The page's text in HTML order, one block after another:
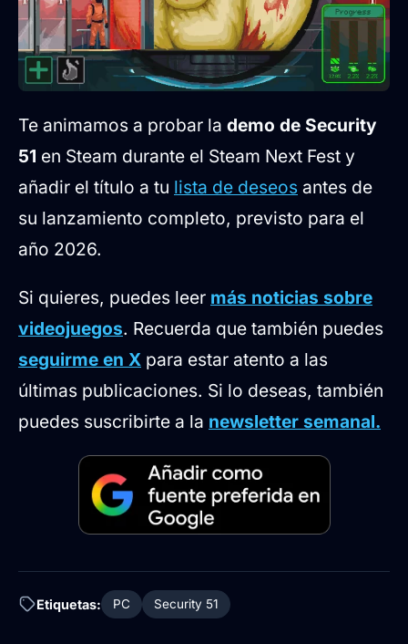
Te animamos a probar la demo de Security
51 en Steam durante el Steam Next Fest y
añadir el título a tu lista de deseos antes de
su lanzamiento completo, previsto para el
año 2026.
Si quieres, puedes leer más noticias sobre
videojuegos. Recuerda que también puedes
seguirme en X para estar atento a las
últimas publicaciones. Si lo deseas, también
puedes suscribirte a la newsletter semanal.
Etiquetas: PC Security 51